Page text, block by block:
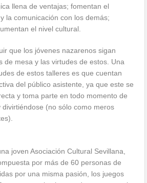
llena de ventajas; fomentan el
la comunicación con los demás;
el nivel cultural.
que los jóvenes nazarenos sigan
de mesa y las virtudes de estos. Una
de estos talleres es que cuentan
del público asistente, ya que este se
y toma parte en todo momento de
divirtiéndose (no sólo como meros
joven Asociación Cultural Sevillana,
por más de 60 personas de
por una misma pasión, los juegos